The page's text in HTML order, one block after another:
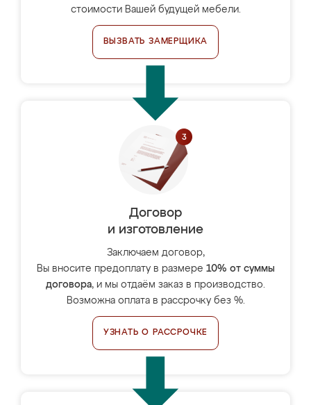
стоимости Вашей будущей мебели.
ВЫЗВАТЬ ЗАМЕРЩИКА
Договор
и изготовление
Заключаем договор,
Вы вносите предоплату в размере 10% от суммы
договора, и мы отдаём заказ в производство.
Возможна оплата в рассрочку без %.
УЗНАТЬ О РАССРОЧКЕ